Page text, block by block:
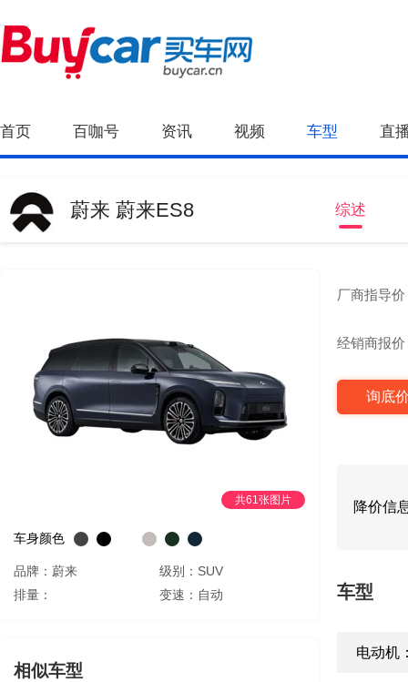
首页 百咖号 资讯 视频 车型 直
蔚来 蔚来ES8 综述
共61张图片
车身颜色
品牌：蔚来
级别：SUV
排量：
变速：自动
相似车型
厂商指导价
经销商报价
询底
降价信
车型
电动机